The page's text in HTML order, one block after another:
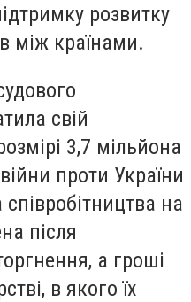
розвитку
між країнами.
свій
3,7 мільйона
проти України
на
після
а гроші
в якого їх